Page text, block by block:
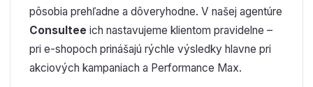
pôsobia prehľadne a dôveryhodne. V našej agentúre
Consultee ich nastavujeme klientom pravidelne –
pri e-shopoch prinášajú rýchle výsledky hlavne pri
akciových kampaniach a Performance Max.